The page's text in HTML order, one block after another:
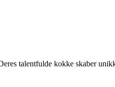
talentfulde kokke skaber